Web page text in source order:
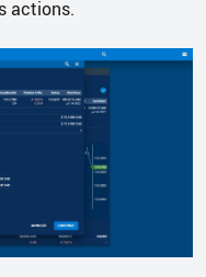
actions.